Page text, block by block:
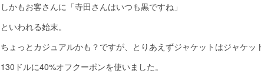
しかもお客さんに「寺田さんはいつも黒ですね」
といわれる始末。
ちょっとカジュアルかも？ですが、とりあえずジャケットはジャケッ
130ドルに40%オフクーポンを使いました。